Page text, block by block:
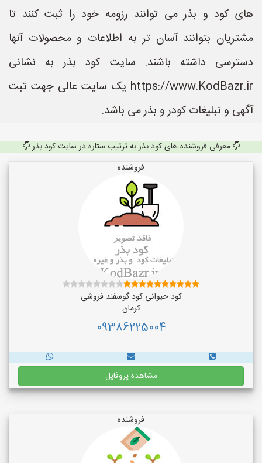
های کود و بذر می توانند رزومه خود را ثبت کنند تا
مشتریان بتوانند آسان تر به اطلاعات و محصولات آنها
دسترسی داشته باشند. سایت کود بذر به نشانی
https://www.KodBazr.ir یک سایت عالی جهت ثبت
آگهی و تبلیغات کودر و بذر می باشد.
معرفی فروشنده های کود بذر به ترتیب ستاره در سایت کود بذر
فروشنده
کود حیوانی.کود گوسفند فروشی
کرمان
09386225004
مشاهده پروفایل
فروشنده